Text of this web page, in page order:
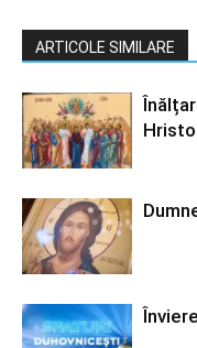
ARTICOLE SIMILARE